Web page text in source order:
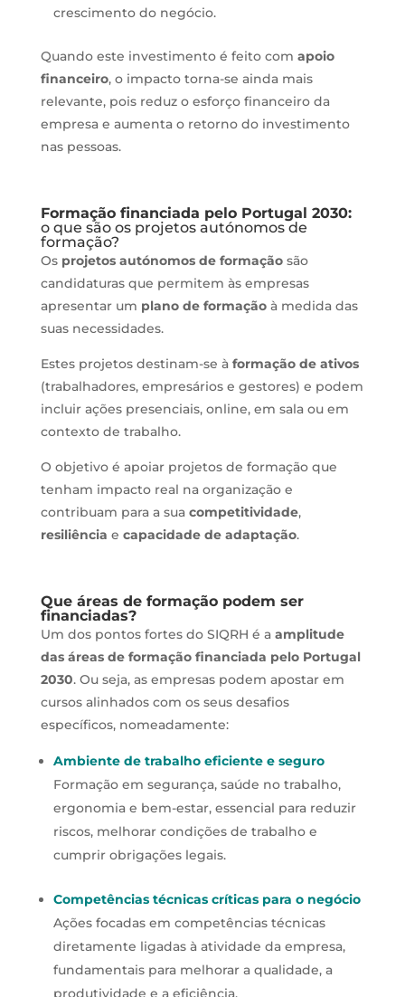
crescimento do negócio.
Quando este investimento é feito com apoio
financeiro, o impacto torna-se ainda mais
relevante, pois reduz o esforço financeiro da
empresa e aumenta o retorno do investimento
nas pessoas.
Formação financiada pelo Portugal 2030:
o que são os projetos autónomos de
formação?
Os projetos autónomos de formaçãosão
candidaturas que permitem às empresas
apresentar um plano de formação à medida das
suas necessidades.
Estes projetos destinam-se à formação de ativos
(trabalhadores, empresários e gestores) e podem
incluir ações presenciais, online, em sala ou em
contexto de trabalho.
O objetivo é apoiar projetos de formação que
tenham impacto real na organização e
contribuam para a sua competitividade,
resiliência e capacidade de adaptação.
Que áreas de formação podem ser
financiadas?
Um dos pontos fortes do SIQRH é a amplitude
das áreas de formação financiada pelo Portugal
2030. Ou seja, as empresas podem apostar em
cursos alinhados com os seus desafios
específicos, nomeadamente:
Ambiente de trabalho eficiente e seguro
Formação em segurança, saúde no trabalho,
ergonomia e bem-estar, essencial para reduzir
riscos, melhorar condições de trabalho e
cumprir obrigações legais.
Competências técnicas críticas para o negócio
Ações focadas em competências técnicas
diretamente ligadas à atividade da empresa,
fundamentais para melhorar a qualidade, a
produtividade e a eficiência.